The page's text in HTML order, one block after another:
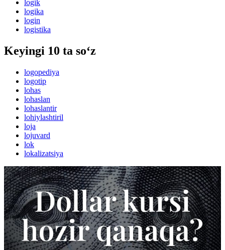
logik
logika
login
logistika
Keyingi 10 ta so‘z
logopediya
logotip
lohas
lohaslan
lohaslantir
lohiylashtiril
loja
lojuvard
lok
lokalizatsiya